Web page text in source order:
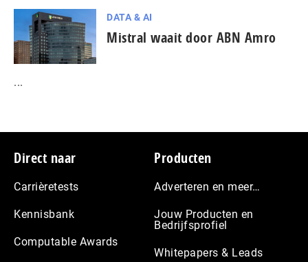
DATA & AI
Mistral waait door ABN Amro
...
Footer
Direct naar
Carrièretests
Kennisbank
Computable Awards
Producten
Adverteren en meer…
Jouw Producten en
Bedrijfsprofiel
Whitepapers & Leads